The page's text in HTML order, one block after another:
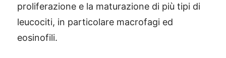
proliferazione e la maturazione di più tipi di
leucociti, in particolare macrofagi ed
eosinofili.